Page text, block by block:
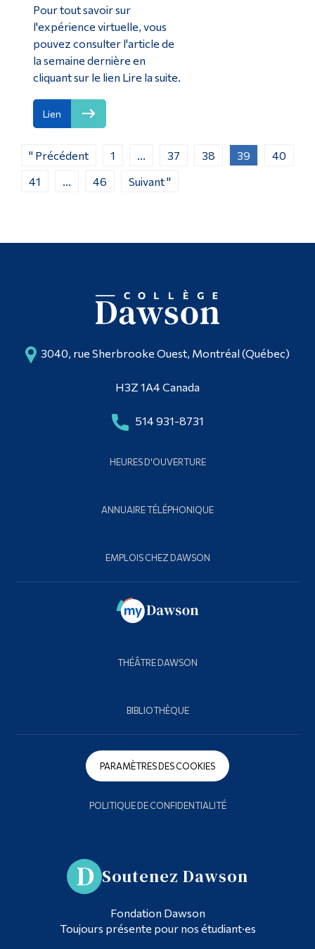
Pour tout savoir sur
l'expérience virtuelle, vous
pouvez consulter l'article de
la semaine dernière en
cliquant sur le lien Lire la suite.
Lien
" Précédent 1 37 38 39
40
41
46 Suivant "
3040, rue Sherbrooke Ouest, Montréal (Québec)
H3Z 1A4 Canada
514 931-8731
HEURES D'OUVERTURE
ANNUAIRE TÉLÉPHONIQUE
EMPLOIS CHEZ DAWSON
THÉÂTRE DAWSON
BIBLIOTHÈQUE
PARAMÈTRES DES COOKIES
POLITIQUE DE CONFIDENTIALITÉ
Soutenez Dawson
Fondation Dawson
Toujours présente pour nos étudiant·es